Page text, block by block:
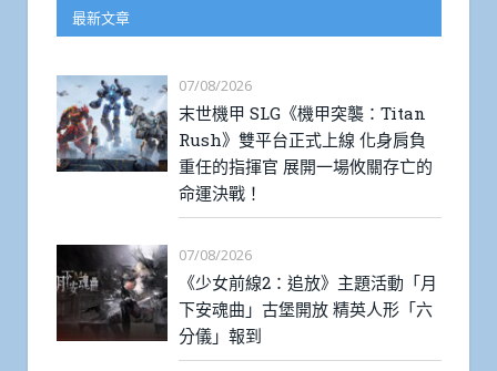
最新文章
07/08/2026
末世機甲 SLG《機甲突襲：Titan
Rush》雙平台正式上線 化身肩負
重任的指揮官 展開一場攸關存亡的
命運決戰！
07/08/2026
《少女前線2：追放》主題活動「月
下安魂曲」古堡開放 精英人形「六
分儀」報到